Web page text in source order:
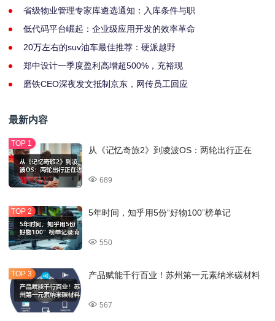
省级物业管理专家库遴选通知：入库条件与职
低代码平台崛起：企业级应用开发的效率革命
20万左右的suv油车最佳推荐：硬派越野
郑中设计一季度盈利高增超500%，充裕现
磨铁CEO深夜发文抵制京东，网传员工回应
最新内容
从《记忆奇旅2》到凌波OS：两轮出行正在
689
5年时间，知乎用5份“好物100”榜单记
550
产品赋能千行百业！苏州第一元素纳米碳材料
567